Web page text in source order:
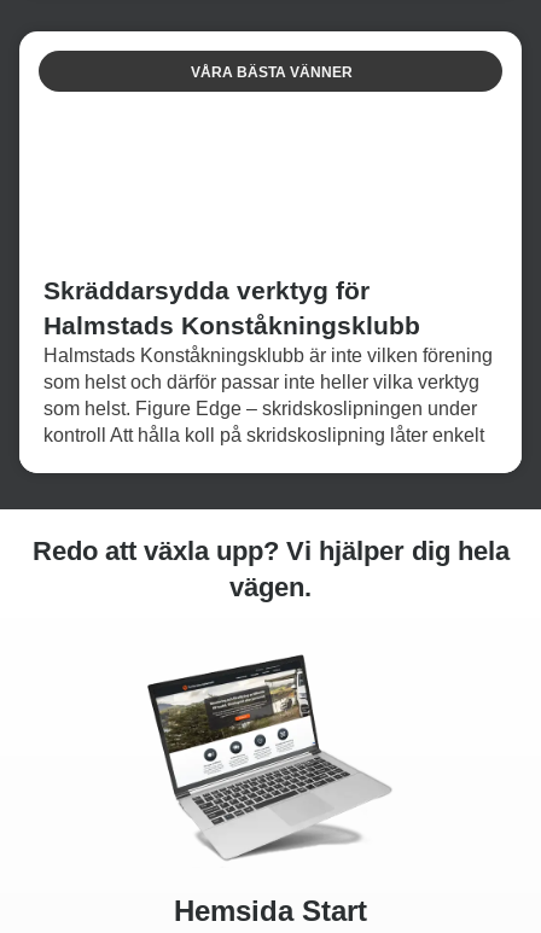
VÅRA BÄSTA VÄNNER
Skräddarsydda verktyg för
Halmstads Konståkningsklubb
Halmstads Konståkningsklubb är inte vilken förening
som helst och därför passar inte heller vilka verktyg
som helst. Figure Edge – skridskoslipningen under
kontroll Att hålla koll på skridskoslipning låter enkelt
Redo att växla upp? Vi hjälper dig hela
vägen.
Hemsida Start